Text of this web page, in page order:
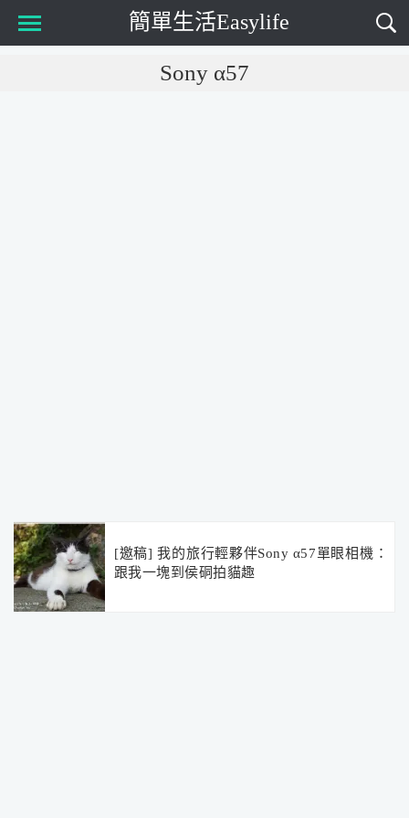
簡單生活Easylife
Sony α57
[邀稿] 我的旅行輕夥伴Sony α57單眼相機：
跟我一塊到侯硐拍貓趣